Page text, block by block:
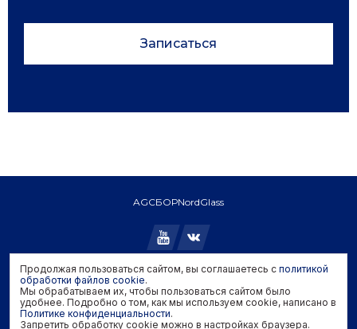
Записаться
AGCБОРNordGlass
Copyright © 2026 AGC. All rights reserved.
Политика конфиденциальности
Политика обработки файлов cookie
Продолжая пользоваться сайтом, вы соглашаетесь с политикой
обработки файлов cookie.
Мы обрабатываем их, чтобы пользоваться сайтом было
удобнее. Подробно о том, как мы используем cookie, написано в
Политике конфиденциальности.
Запретить обработку cookie можно в настройках браузера.